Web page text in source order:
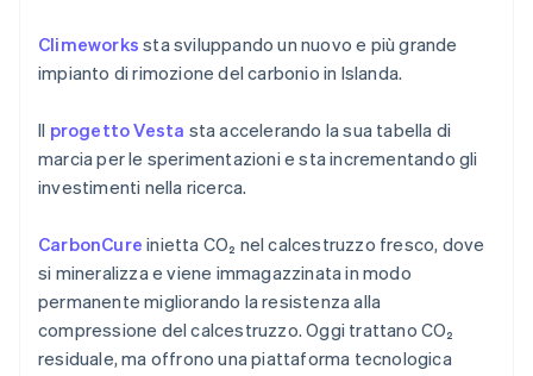
Climeworks sta sviluppando un nuovo e più grande
impianto di rimozione del carbonio in Islanda.
Il progetto Vesta sta accelerando la sua tabella di
marcia per le sperimentazioni e sta incrementando gli
investimenti nella ricerca.
CarbonCure inietta CO₂ nel calcestruzzo fresco, dove
si mineralizza e viene immagazzinata in modo
permanente migliorando la resistenza alla
compressione del calcestruzzo. Oggi trattano CO₂
residuale, ma offrono una piattaforma tecnologica
Australia
English
Austria
Deutsch English